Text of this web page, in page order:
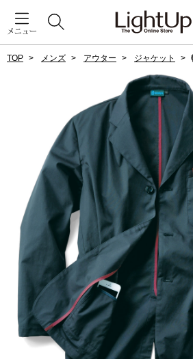
メニュー
すべて見
ダーウェア
TOP メンズ アウター ジャケット